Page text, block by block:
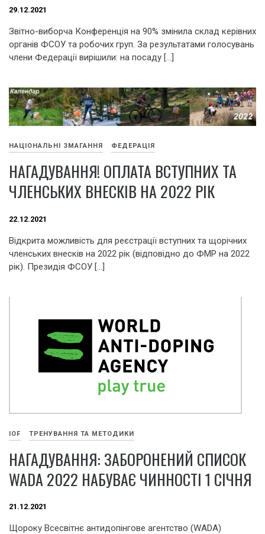
29.12.2021
Звітно-виборча Конференція на 90% змінила склад керівних
органів ФСОУ та робочих груп. За результатами голосувань
члени Федерації вирішили: на посаду […]
НАЦІОНАЛЬНІ ЗМАГАННЯ ФЕДЕРАЦІЯ
НАГАДУВАННЯ! ОПЛАТА ВСТУПНИХ ТА
ЧЛЕНСЬКИХ ВНЕСКІВ НА 2022 РІК
22.12.2021
Відкрита можливість для реєстрації вступних та щорічних
членських внесків на 2022 рік (відповідно до ФМР на 2022
рік). Президія ФСОУ […]
IOF ТРЕНУВАННЯ ТА МЕТОДИКИ
НАГАДУВАННЯ: ЗАБОРОНЕНИЙ СПИСОК
WADA 2022 НАБУВАЄ ЧИННОСТІ 1 СІЧНЯ
21.12.2021
Щороку Всесвітнє антидопінгове агентство (WADA)